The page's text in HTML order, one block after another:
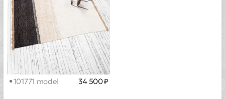
101771 model 34 500 ₽